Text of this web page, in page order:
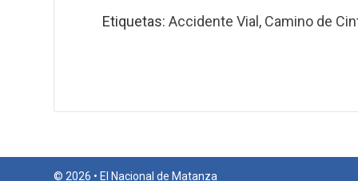
Etiquetas:Accidente Vial , Camino de
© 2026 • El Nacional de Matanza